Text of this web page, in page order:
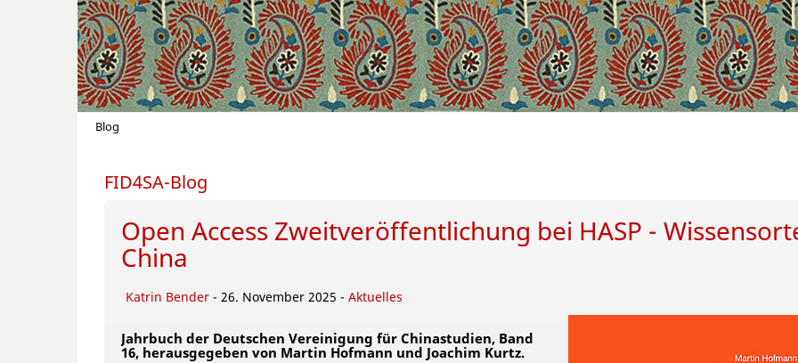
Blog
FID4SA-Blog
Open Access Zweitveröffentlichung bei HASP -
China
Katrin Bender - 26. November 2025 - Aktuelles
Jahrbuch der Deutschen Vereinigung für Chinastudien, Band
16, herausgegeben von Martin Hofmann und Joachim Kurtz.